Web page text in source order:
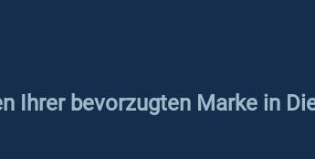
Ihrer bevorzugten Marke in